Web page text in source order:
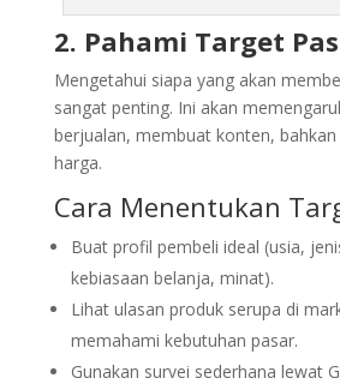
2. Pahami Target
Mengetahui siapa yang akan
sangat penting. Ini akan
berjualan, membuat konten,
harga.
Cara Menentukan
Buat profil pembeli ideal (usia,
kebiasaan belanja, minat).
Lihat ulasan produk serupa di
memahami kebutuhan pasar.
Gunakan survei sederhana lewat